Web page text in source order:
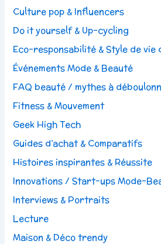
Culture pop & Influencers
Do it yourself & Up-cycling
Eco-responsabilité & Style de vie
Événements Mode & Beauté
FAQ beauté / mythes à
Fitness & Mouvement
Geek High Tech
Guides d’achat & Comparatifs
Histoires inspirantes & Réussite
Innovations / Start-ups Mode-
Interviews & Portraits
Lecture
Maison & Déco trendy